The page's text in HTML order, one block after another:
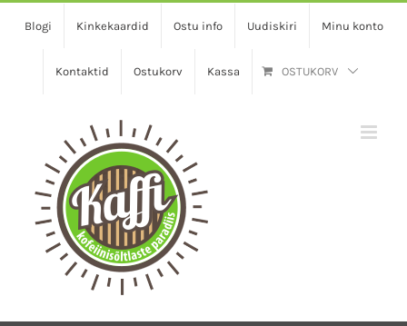
Blogi Kinkekaardid Ostu info Uudiskiri Minu konto
Kontaktid Ostukorv Kassa OSTUKORV